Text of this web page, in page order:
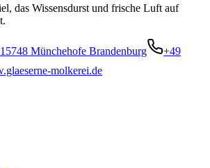
das Wissensdurst und frische Luft auf
Münchehofe Brandenburg
+49
molkerei.de